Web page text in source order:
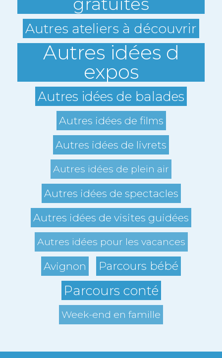
Autres ateliers à découvrir
Autres idées d
expos
Autres idées de balades
Autres idées de films
Autres idées de livrets
Autres idées de plein air
Autres idées de spectacles
Autres idées de visites guidées
Autres idées pour les vacances
Avignon Parcours bébé
Parcours conté
Week-end en famille